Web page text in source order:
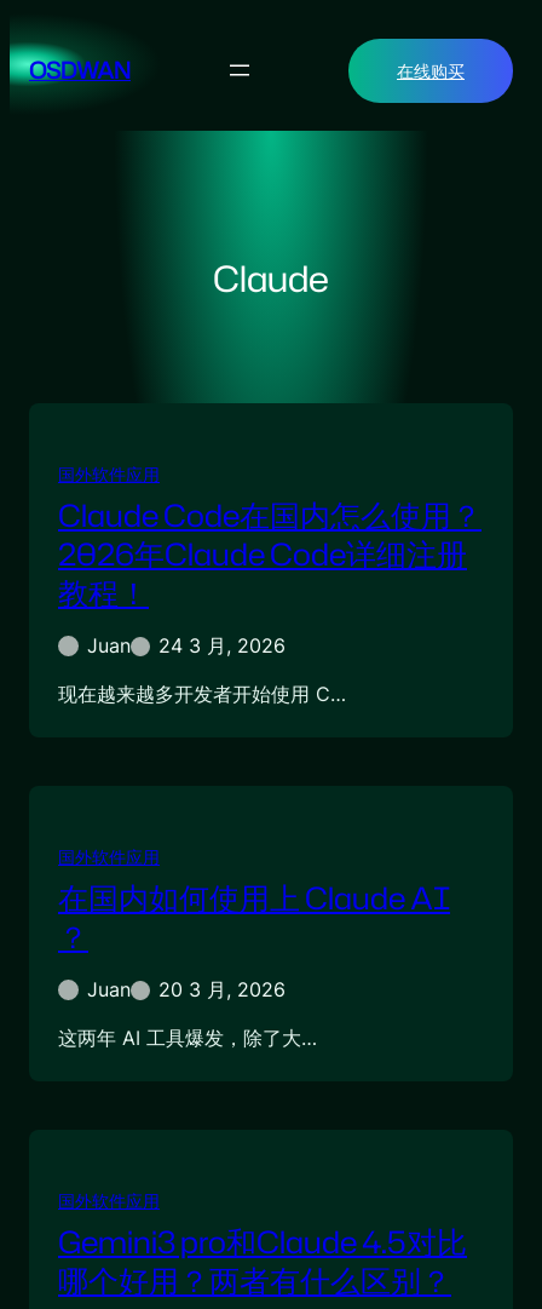
至
内OSDWAN 在线购买
Claude
国外软件应用
Claude Code在国内怎么使用？
2026年Claude Code详细注册
教程！
Juan
24 3 月, 2026
现在越来越多开发者开始使用 C…
国外软件应用
在国内如何使用上 Claude AI
？
Juan
20 3 月, 2026
这两年 AI 工具爆发，除了大…
国外软件应用
Gemini3 pro和Claude 4.5对比
哪个好用？两者有什么区别？